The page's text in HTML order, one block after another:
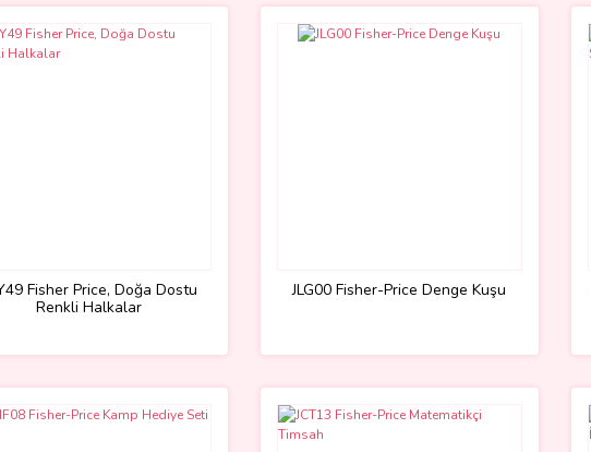
Fisher Price, Doğa Dostu
Renkli Halkalar
JLG00 Fisher-Price Denge Kuşu